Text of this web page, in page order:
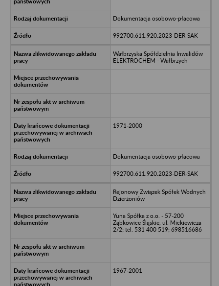
Dokumentacja osobowo-płacowa
992700.611.920.2023-DER-SAK
Wałbrzyska Spółdzielnia Inwalidów
ELEKTROCHEM - Wałbrzych
1971-2000
Dokumentacja osobowo-płacowa
992700.611.920.2023-DER-SAK
Rejonowy Związek Spółek Wodnych
Dzierżoniów
Yuna Spółka z o.o. - 57-200
Ząbkowice Śląskie, ul. Mickiewicza
2/2; tel. 531 400 519; 698516686
1967-2001